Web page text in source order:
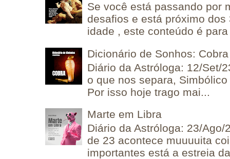
Se você está passando por
desafios e está próximo
idade , este conteúdo é
Dicionário de Sonhos: Cobra
Diário da Astróloga: 12/Set/
o que nos separa,
Por isso hoje trago mai...
Marte em Libra
Diário da Astróloga: 23/
de 23 acontece muuuuita
importantes está a estreia